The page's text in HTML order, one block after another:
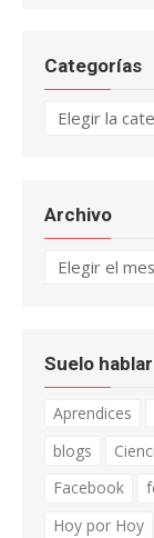
Categorías
Categorías
Archivo
Archivo
Suelo
Aprendices
blogs
Facebook
Hoy por Hoy